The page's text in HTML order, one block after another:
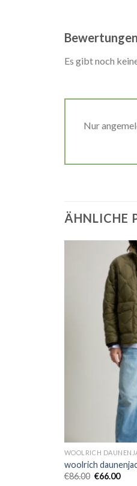
Bewertungen
Es gibt noch
Nur
ÄHNLICHE
WOOLRICH
woolrich
€86.00 €66.00